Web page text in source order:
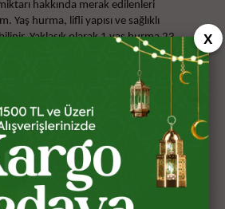
hakkında merak edilenleri
Yaş hurma, lifli yapısı ve sağlıklı
Yaklaşık olarak1 yaş hurma 23
farklı hurma çeşidi olduğu
da değişebilir. Ancak 100 gram
olarak 127 kalori olmaktadır.
hurmaarasında kalori farkı
kuru hurma daha yüksek
çünkü suyunu kaybetmiş
kalorilidir. Yaş hurma ise su
olduğu için daha düşük kalori
iki tür hurmanın farklı kalori
etmek önemlidir.